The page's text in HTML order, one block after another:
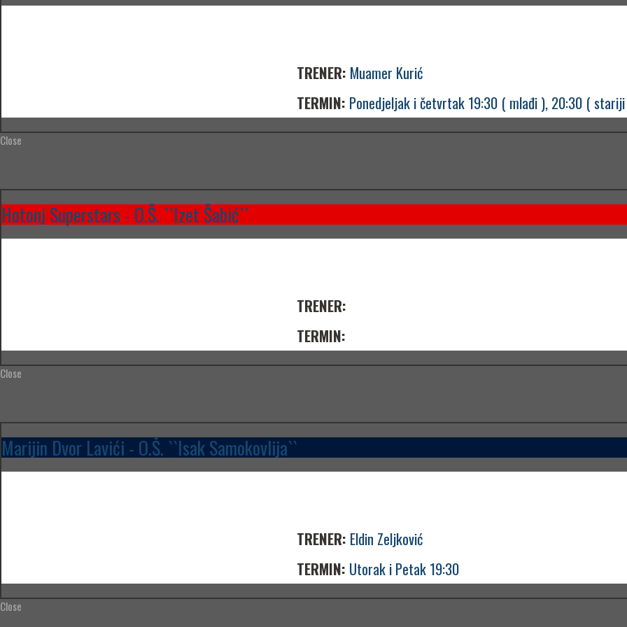
TRENER: Muamer Kurić
TERMIN: Ponedjeljak i četvrtak 19:30 ( mlađi ), 20:30 (
Close
Hotonj Superstars - O.Š. ``Izet Šabić``
TRENER:
TERMIN:
Close
Marijin Dvor Lavići - O.Š. ``Isak Samokovlija``
TRENER: Eldin Zeljković
TERMIN: Utorak i Petak 19:30
Close